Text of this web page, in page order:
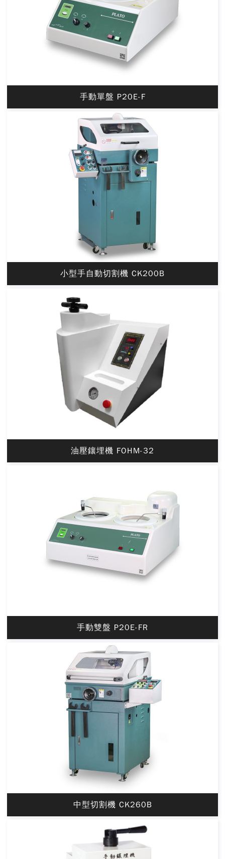
手動單盤 P20E-F
小型手自動切割機 CK200B
油壓鑲埋機 FOHM-32
手動雙盤 P20E-FR
中型切割機 CK260B